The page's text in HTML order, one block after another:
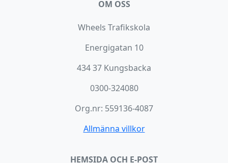
OM OSS
Wheels Trafikskola
Energigatan 10
434 37 Kungsbacka
0300-324080
Org.nr: 559136-4087
Allmänna villkor
HEMSIDA OCH E-POST